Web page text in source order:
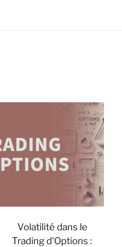
Volatilité dans le
Trading d'Options :